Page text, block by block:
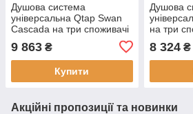
Душова система
універсальна Qtap Swan
Cascada на три споживачі
QTSWA111CRM45566
Chrome
9 863 ₴
Купити
Душова
на три
Chrome
8 324₴
Акційні пропозиції та новинки